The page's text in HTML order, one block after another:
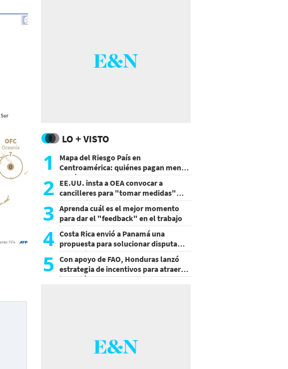
LO + VISTO
1
Mapa del Riesgo País en
Centroamérica: quiénes pagan menos
y cuáles mejoraron
2 EE.UU. insta a OEA convocar a
cancilleres para "tomar medidas"
sobre Nicaragua
3 Aprenda cuál es el mejor momento
para dar el "feedback" en el trabajo
4 Costa Rica envió a Panamá una
propuesta para solucionar disputa
comercial
5
Con apoyo de FAO, Honduras lanzó
estrategia de incentivos para atraer
inversión al agro